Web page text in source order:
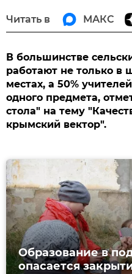
Читать в МАКС
В большинстве
работают не только в
местах, а 50%
одного предмета,
стола" на тему
крымский вектор".
Образование в
опасается